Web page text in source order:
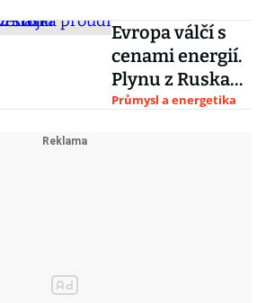
Evropa válčí s
cenami energií.
Plynu z Ruska
proudí málo, ve
Průmysl a energetika